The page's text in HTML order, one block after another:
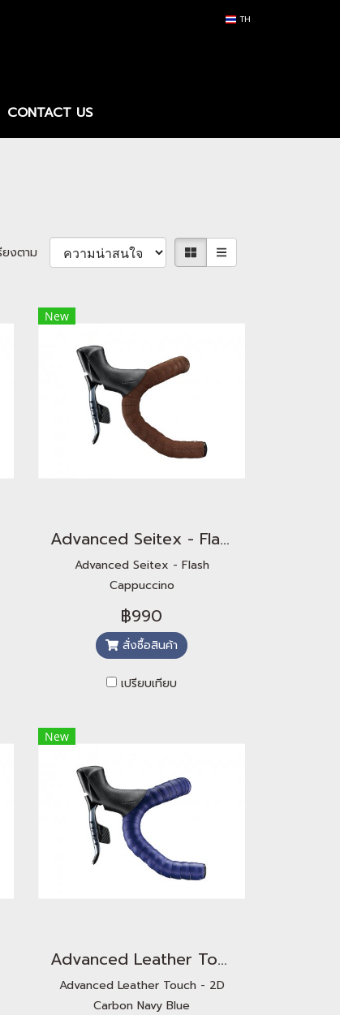
TH
CONTACT US
ยงตาม
New
Advanced Seitex - Flash Cappuccino
Advanced Seitex - Flash
Cappuccino
฿990
สั่งซื้อสินค้า
เปรียบเทียบ
New
Advanced Leather Touch - 2D Carbon Navy Blue
Advanced Leather Touch - 2D
Carbon Navy Blue